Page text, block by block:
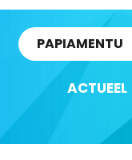
PAPIAMENTU
ACTUEEL